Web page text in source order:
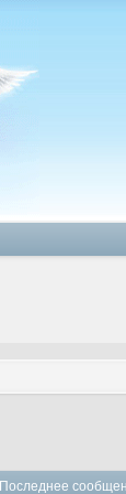
Последнее